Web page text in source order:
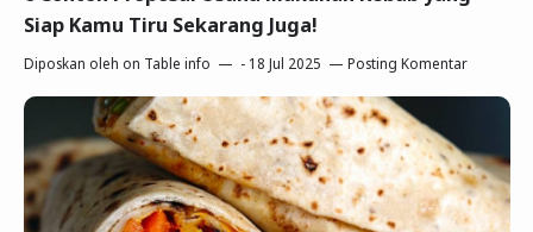
Via Email Online
Amplop Map Coklat
CV
Daftar Riwayat Hidup
Download Template
Kisi-Kisi Psikotes di PT
Kraepelin Pauli
Army Alpha Intelegency
Matematika dan Aritmatika
Interview Kerja
Pertanyaan dan Jawaban
Tips dan Trik
S1
D3
Siap Kamu Tiru Sekarang Juga!
Diposkan oleh on Table info - 18 Jul 2025 Posting Komentar